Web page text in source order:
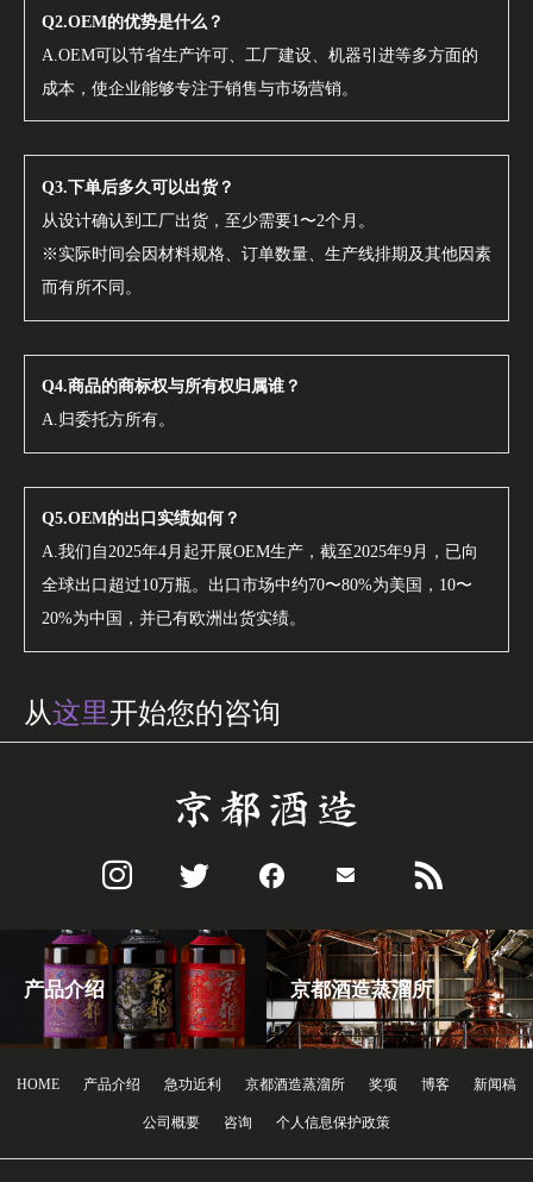
Q2.OEM的优势是什么？
A.OEM可以节省生产许可、工厂建设、机器引进等多方面的
成本，使企业能够专注于销售与市场营销。
Q3.下单后多久可以出货？
从设计确认到工厂出货，至少需要1〜2个月。
※实际时间会因材料规格、订单数量、生产线排期及其他因素
而有所不同。
Q4.商品的商标权与所有权归属谁？
A.归委托方所有。
Q5.OEM的出口实绩如何？
A.我们自2025年4月起开展OEM生产，截至2025年9月，已向
全球出口超过10万瓶。出口市场中约70〜80%为美国，10〜
20%为中国，并已有欧洲出货实绩。
从这里开始您的咨询
产品介绍 京都酒造蒸溜所
HOME 产品介绍 急功近利 京都酒造蒸溜所 奖项 博客 新闻稿
公司概要 咨询 个人信息保护政策